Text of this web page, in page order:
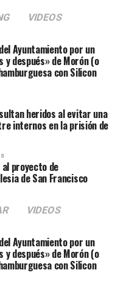
VIDEOS
Ayuntamiento por un
y después» de Morón (o
con Silicon
heridos al evitar una
internos en la prisión de
al proyecto de
de San Francisco
VIDEOS
Ayuntamiento por un
y después» de Morón (o
con Silicon